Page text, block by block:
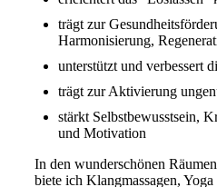
trägt zur
Harmonisierung,
unterstützt und verbessert
trägt zur Aktivierung
stärkt Selbstbewusstsein,
und Motivation
In den wunderschönen
biete ich Klangmassagen,